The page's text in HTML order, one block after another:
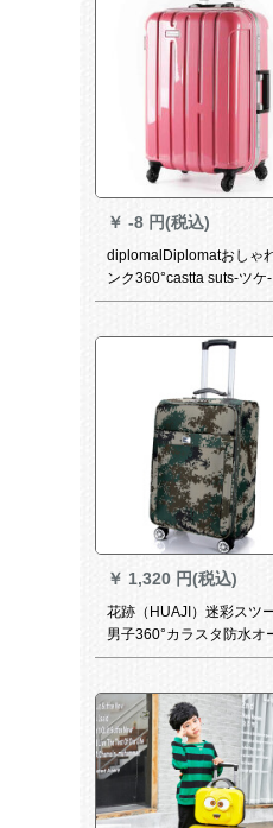
トネス360°キャタシーで
小型スポーツツケスポーツ
は黒い18レンチ/引き出机
に持ち込みがあります。
￥ -8 円(税込)
diplomalDiplomatおしゃ
ンク360°castta suts-ツケ-
PCミラ-アルフレ-ムツケ-
￥ 1,320 円(税込)
花跡（HUAJI）迷彩スツ
男子360°カラスタ防水オ
バックウォード布箱軍訓
TSAロック搭載箱迷色24